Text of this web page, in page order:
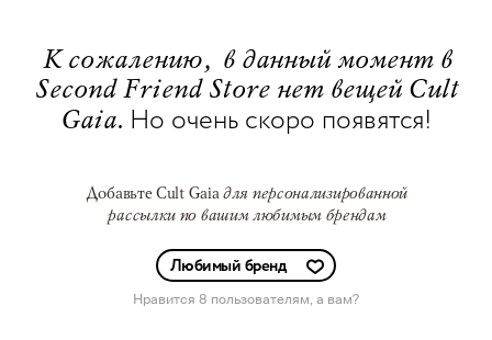
К сожалению, в данный момент в
Second Friend Store нет вещей Cult
Gaia. Но очень скоро появятся!
Добавьте Cult Gaia для персонализированной
рассылки по вашим любимым брендам
Любимый бренд
Нравится 8 пользователям, а вам?